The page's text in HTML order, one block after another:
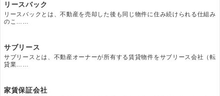
リースバック
リースバックとは、不動産を売却した後も同じ物件に住み続けられる仕組み
のこ……
サブリース
サブリースとは、不動産オーナーが所有する賃貸物件をサブリース会社（転
貸業……
家賃保証会社